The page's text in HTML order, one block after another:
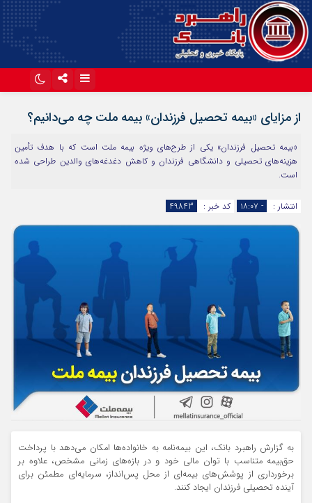
از مزایای «بیمه تحصیل فرزندان» بیمه ملت چه می‌دانیم؟
«بیمه تحصیل فرزندان» یکی از طرح‌های ویژه بیمه ملت است که با هدف تأمین
هزینه‌های تحصیلی و دانشگاهی فرزندان و کاهش دغدغه‌های والدین طراحی شده
است.
انتشار : - ۱۸:۰۷ کد خبر : 49843
به گزارش راهبرد بانک، این بیمه‌نامه به خانواده‌ها امکان می‌دهد با پرداخت
حق‌بیمه متناسب با توان مالی خود و در بازه‌های زمانی مشخص، علاوه بر
برخورداری از پوشش‌های بیمه‌ای از محل پس‌انداز، سرمایه‌ای مطمئن برای
آینده تحصیلی فرزندان ایجاد کنند.